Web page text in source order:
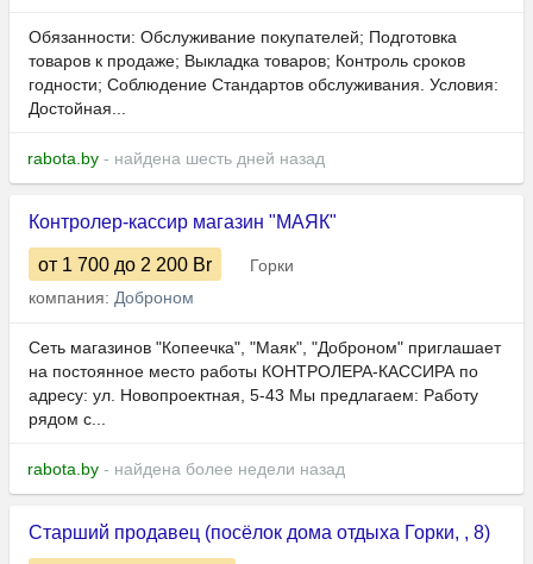
Обязанности: Обслуживание покупателей; Подготовка
товаров к продаже; Выкладка товаров; Контроль сроков
годности; Соблюдение Стандартов обслуживания. Условия:
Достойная...
rabota.by - найдена шесть дней назад
Контролер-кассир магазин "МАЯК"
от 1 700 до 2 200 Br
Горки
компания: Доброном
Сеть магазинов "Копеечка", "Маяк", "Доброном" приглашает
на постоянное место работы КОНТРОЛЕРА-КАССИРА по
адресу: ул. Новопроектная, 5-43 Мы предлагаем: Работу
рядом с...
rabota.by - найдена более недели назад
Старший продавец (посёлок дома отдыха Горки, , 8)